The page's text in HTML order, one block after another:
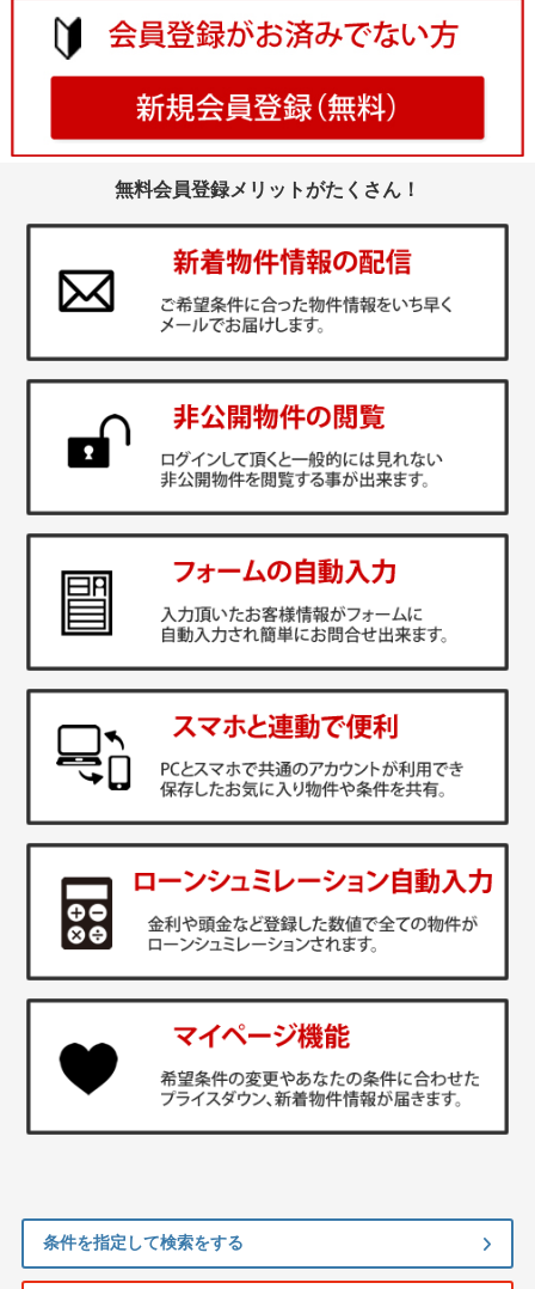
無料会員登録メリットがたくさん！
条件を指定して検索をする